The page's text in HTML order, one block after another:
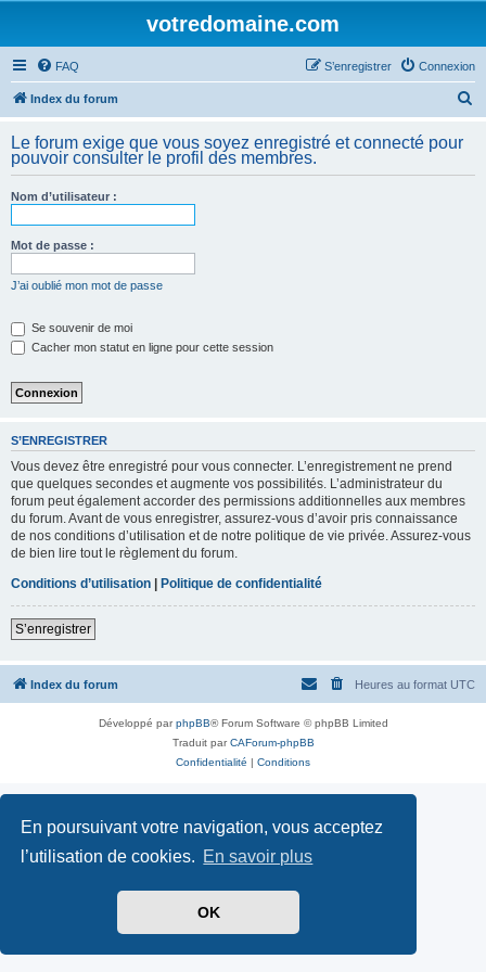
En poursuivant votre navigation, vous acceptez
l’utilisation de cookies. En savoir plus
OK
votredomaine.com
FAQ Connexion
S’enregistrer
Index du forum
h
Le forum exige que vous soyez enregistré et connecté pour
pouvoir consulter le profil des membres.
Nom d’utilisateur :
Mot de passe :
J’ai oublié mon mot de passe
Se souvenir de moi
Cacher mon statut en ligne pour cette session
S’ENREGISTRER
Vous devez être enregistré pour vous connecter. L’enregistrement ne prend
que quelques secondes et augmente vos possibilités. L’administrateur du
forum peut également accorder des permissions additionnelles aux membres
du forum. Avant de vous enregistrer, assurez-vous d’avoir pris connaissance
de nos conditions d’utilisation et de notre politique de vie privée. Assurez-vous
de bien lire tout le règlement du forum.
Conditions d’utilisation | Politique de confidentialité
S’enregistrer
Index du forum Heures au format UTC
Développé parphpBB® Forum Software © phpBB Limited
Traduit parCAForum-phpBB
Confidentialité | Conditions